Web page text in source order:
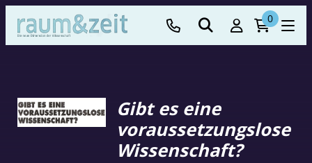
0
Gibt es eine
voraussetzungslose
Wissenschaft?